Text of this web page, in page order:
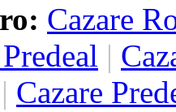
Cazare
|
| Cazare